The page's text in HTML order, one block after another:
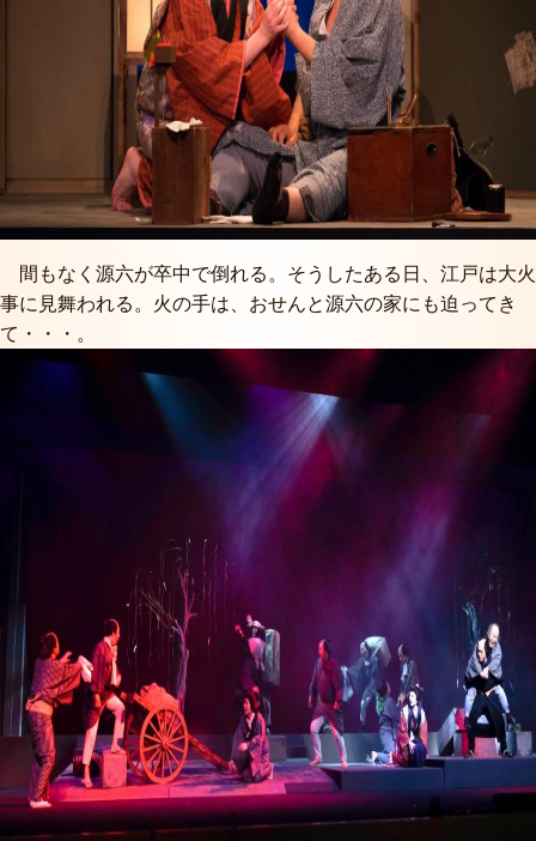
間もなく源六が卒中で倒れる。そうしたある日、江戸は大火
事に見舞われる。火の手は、おせんと源六の家にも迫ってき
て・